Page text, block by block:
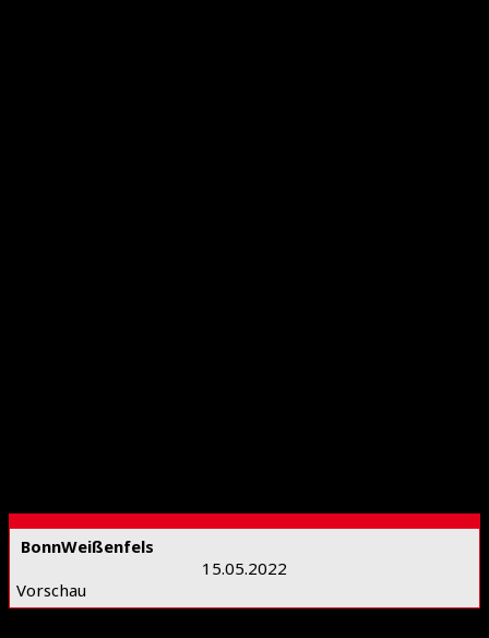
BonnWeißenfels
15.05.2022
Vorschau